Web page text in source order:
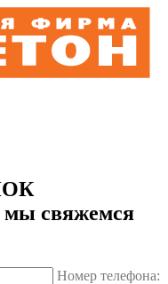
мы свяжемся
Номер телефона: